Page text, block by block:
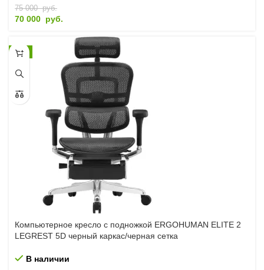
75 000руб.
70 000 руб.
-4%
Компьютерное кресло с подножкой ERGOHUMAN ELITE 2
LEGREST 5D черный каркас/черная сетка
В наличии